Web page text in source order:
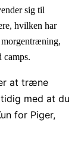
sig til
hvilken har
at træne
med at du
for Piger,